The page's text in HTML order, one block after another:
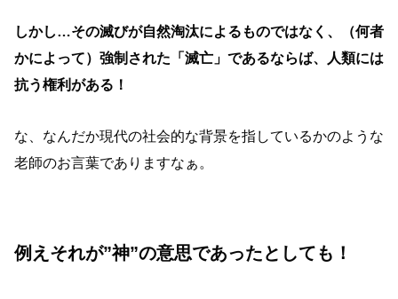
しかし…その滅びが自然淘汰によるものではなく、（何者
かによって）強制された「滅亡」であるならば、人類には
抗う権利がある！
な、なんだか現代の社会的な背景を指しているかのような
老師のお言葉でありますなぁ。
例えそれが”神”の意思であったとしても！